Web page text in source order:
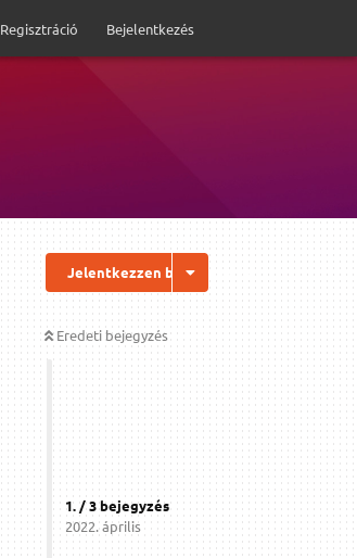
Regisztráció Bejelentkezés
Jelentkezzen be a válaszhoz
Eredeti bejegyzés
1. /3bejegyzés
2022. április